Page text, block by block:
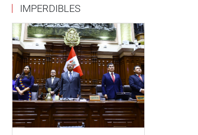
IMPERDIBLES